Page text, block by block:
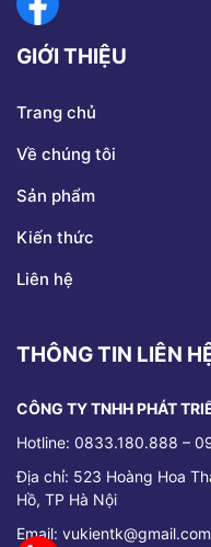
GIỚI THIỆU
Trang chủ
Về chúng tôi
Sản phẩm
Kiến thức
Liên hệ
THÔNG TIN LIÊN
CÔNG TY TNHH PHÁT
Hotline: 0833.180.888 –
Địa chỉ: 523 Hoàng Hoa
Hồ, TP Hà Nội
Email: vukientk@gmail.com